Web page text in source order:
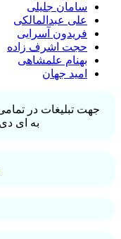
سامان جلیلی
علی عبدالمالکی
فریدون آسرایی
حجت اشرف زاده
بهنام علمشاهی
امید جهان
جهت تبلیغات در
به ای دی